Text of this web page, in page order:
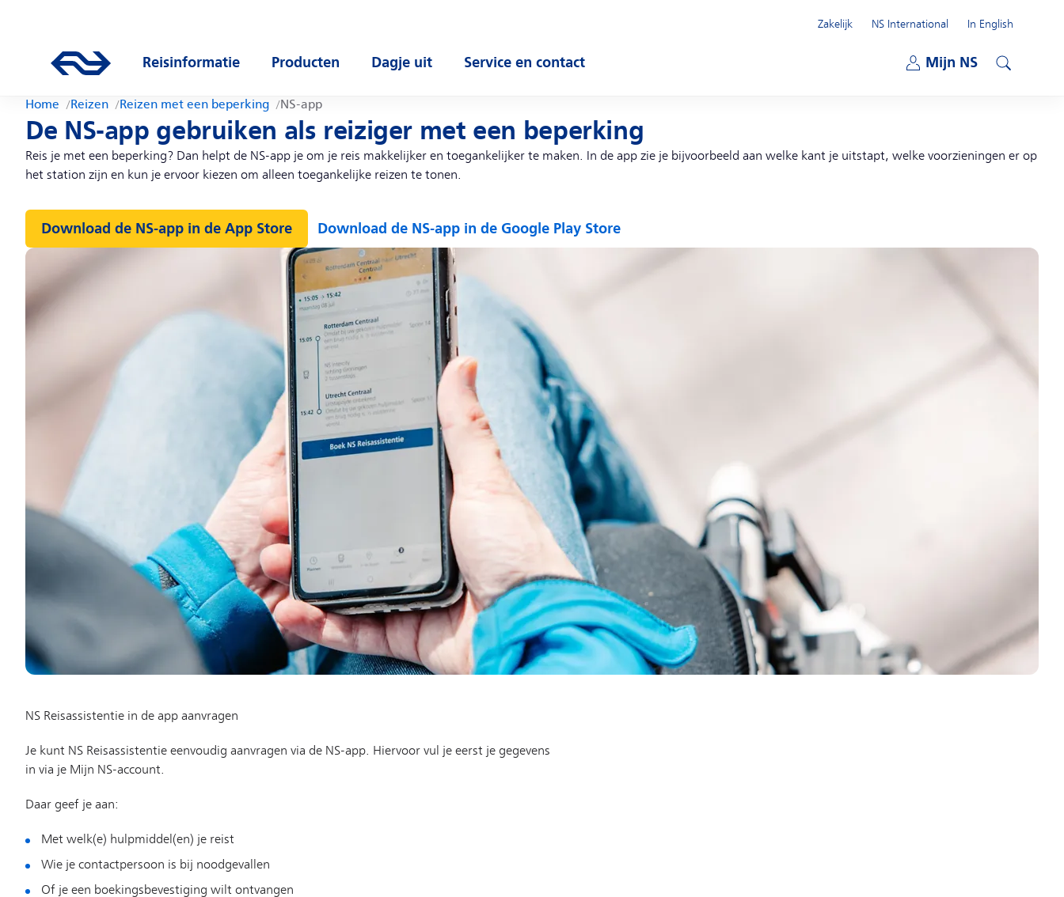
Ga naar de homepage van ns.nl
Reisinformatie
Producten
Dagje uit
Service en contact
Mijn NS
Zakelijk
NS International
In English
Home Reizen Reizen met een beperking NS-app
De NS-app gebruiken als reiziger met een beperking
Reis je met een beperking? Dan helpt de NS-app je om je reis makkelijker en toegankelijker te maken. In de app zie je bijvoorbeeld aan welke kant je uitstapt, welke voorzieningen er op
het station zijn en kun je ervoor kiezen om alleen toegankelijke reizen te tonen.
Download de NS-app in de App Store Download de NS-app in de Google Play Store